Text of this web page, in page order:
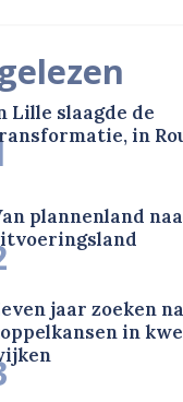
Lille slaagde de
in
plannenland
jaar zoeken
in